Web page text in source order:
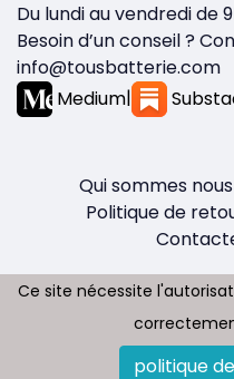
Du lundi au vendredi de
Besoin d’un conseil ?
info@tousbatterie.com
Medium|
Qui sommes nous
Politique de
Copyright ©
Ce site nécessite
politique
Ce site nécessite
politique